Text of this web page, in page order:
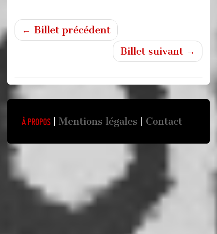
← Billet précédent
Billet suivant →
À propos Mentions légales Contact